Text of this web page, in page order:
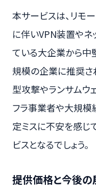
本サービスは、リモ
に伴いVPN装置やネ
ている大企業から中
規模の企業に推奨さ
型攻撃やランサムウ
フラ事業者や大規模
定ミスに不安を感じ
ビスとなるでしょう。
提供価格と今後の